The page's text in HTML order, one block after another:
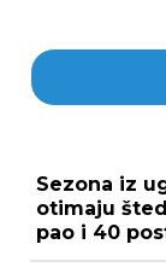
Sezona iz
otimaju
pao i 40